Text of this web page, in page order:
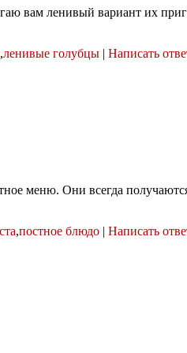
вам ленивый вариант их
,ленивые голубцы | Написать
меню. Они всегда
,постное блюдо | Написать